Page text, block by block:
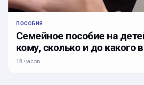
ПОСОБИЯ
Семейное пособие на
кому, сколько и до какого
18 часов